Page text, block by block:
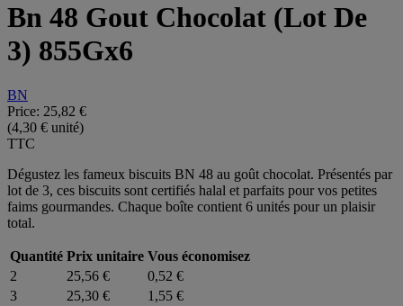
Bn 48 Gout Chocolat (Lot De
3) 855Gx6
BN
Price: 25,82 €
(4,30 € unité)
TTC
Dégustez les fameux biscuits BN 48 au goût chocolat. Présentés par
lot de 3, ces biscuits sont certifiés halal et parfaits pour vos petites
faims gourmandes. Chaque boîte contient 6 unités pour un plaisir
total.
Quantité Prix unitaire Vous économisez
2
25,56 €
0,52 €
3
25,30 €
1,55 €